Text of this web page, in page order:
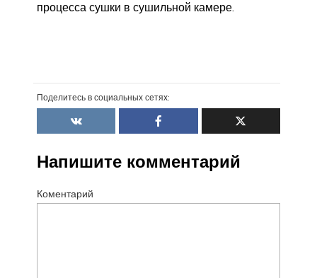
процесса сушки в сушильной камере.
Поделитесь в социальных сетях:
Напишите комментарий
Коментарий